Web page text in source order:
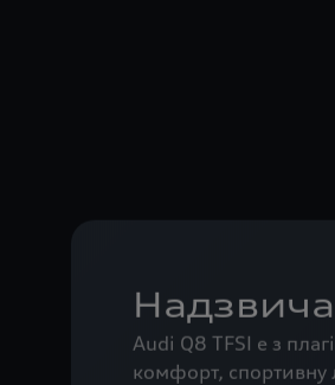
Audi Q8 TFSI e з
комфорт, спортивну